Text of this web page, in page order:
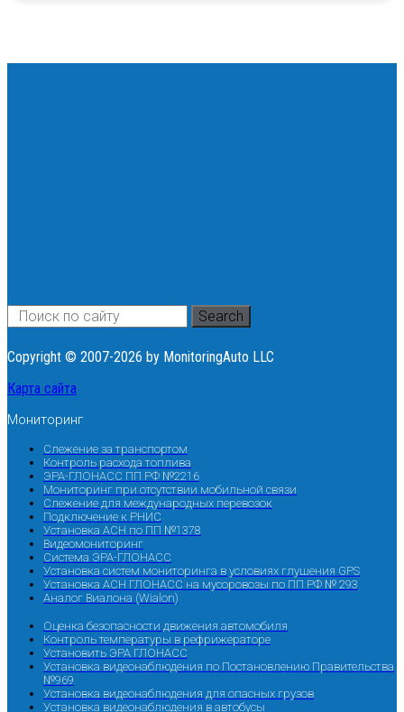
Search
Copyright © 2007-2026 by MonitoringAuto LLC
Карта сайта
Мониторинг
Слежение за транспортом
Контроль расхода топлива
ЭРА-ГЛОНАСС ПП РФ №2216
Мониторинг при отсутствии мобильной связи
Слежение для международных перевозок
Подключение к РНИС
Установка АСН по ПП №1378
Видеомониторинг
Система ЭРА-ГЛОНАСС
Установка систем мониторинга в условиях глушения GPS
Установка АСН ГЛОНАСС на мусоровозы по ПП РФ № 293
Аналог Виалона (Wialon)
Оценка безопасности движения автомобиля
Контроль температуры в рефрижераторе
Установить ЭРА ГЛОНАСС
Установка видеонаблюдения по Постановлению Правительства
№969
Установка видеонаблюдения для опасных грузов
Установка видеонаблюдения в автобусы